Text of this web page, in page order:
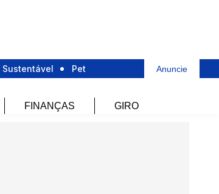
Sustentável Pet Anuncie
FINANÇAS GIRO